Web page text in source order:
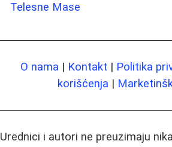
Telesne Mase
O nama | Kontakt | Politika
korišćenja |
Urednici i autori ne preuzimaju